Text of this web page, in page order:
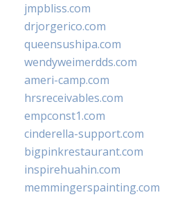
jmpbliss.com
drjorgerico.com
queensushipa.com
wendyweimerdds.com
ameri-camp.com
hrsreceivables.com
empconst1.com
cinderella-support.com
bigpinkrestaurant.com
inspirehuahin.com
memmingerspainting.com